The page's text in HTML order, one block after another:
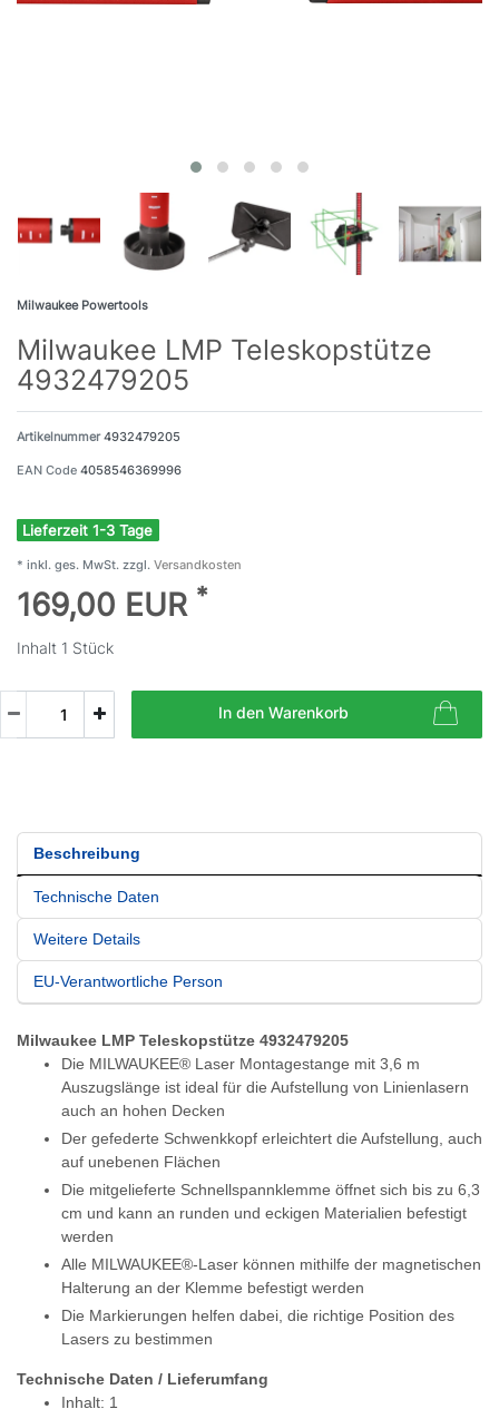
Milwaukee Powertools
Milwaukee LMP Teleskopstütze
4932479205
Artikelnummer4932479205
EAN Code 4058546369996
Lieferzeit 1-3 Tage
* inkl. ges. MwSt. zzgl. Versandkosten
169,00 EUR *
Inhalt 1 Stück
In den Warenkorb
Beschreibung
Technische Daten
Weitere Details
EU-Verantwortliche Person
Milwaukee LMP Teleskopstütze 4932479205
Die MILWAUKEE® Laser Montagestange mit 3,6 m
Auszugslänge ist ideal für die Aufstellung von Linienlasern
auch an hohen Decken
Der gefederte Schwenkkopf erleichtert die Aufstellung, auch
auf unebenen Flächen
Die mitgelieferte Schnellspannklemme öffnet sich bis zu 6,3
cm und kann an runden und eckigen Materialien befestigt
werden
Alle MILWAUKEE®-Laser können mithilfe der magnetischen
Halterung an der Klemme befestigt werden
Die Markierungen helfen dabei, die richtige Position des
Lasers zu bestimmen
Technische Daten / Lieferumfang
Inhalt: 1